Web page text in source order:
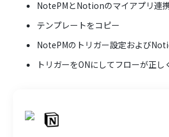
NotePMとNotionのマイアプリ連
テンプレートをコピー
NotePMのトリガー設定および
トリガーをONにしてフローが正し